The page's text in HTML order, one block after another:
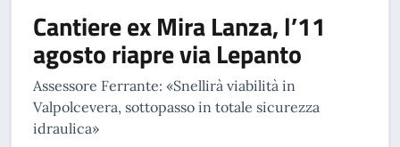
Cantiere ex Mira Lanza, l’11
agosto riapre via Lepanto
Assessore Ferrante: «Snellirà viabilità in
Valpolcevera, sottopasso in totale sicurezza
idraulica»